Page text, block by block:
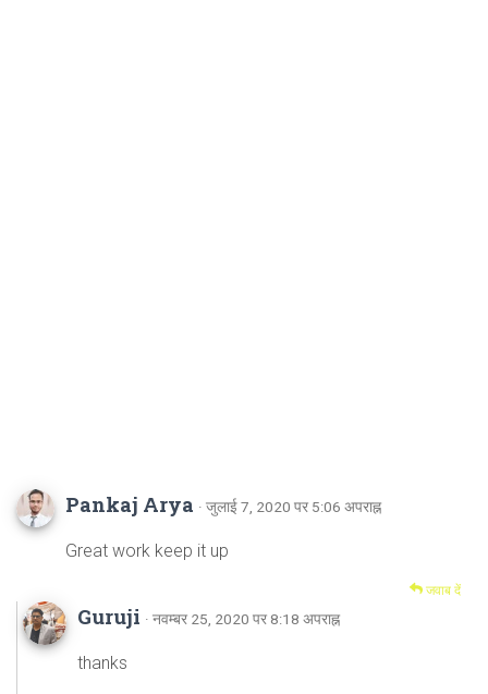
Pankaj Arya · जुलाई 7, 2020 पर 5:06 अपराह्न
Great work keep it up
जवाब दें
Guruji · नवम्बर 25, 2020 पर 8:18 अपराह्न
thanks